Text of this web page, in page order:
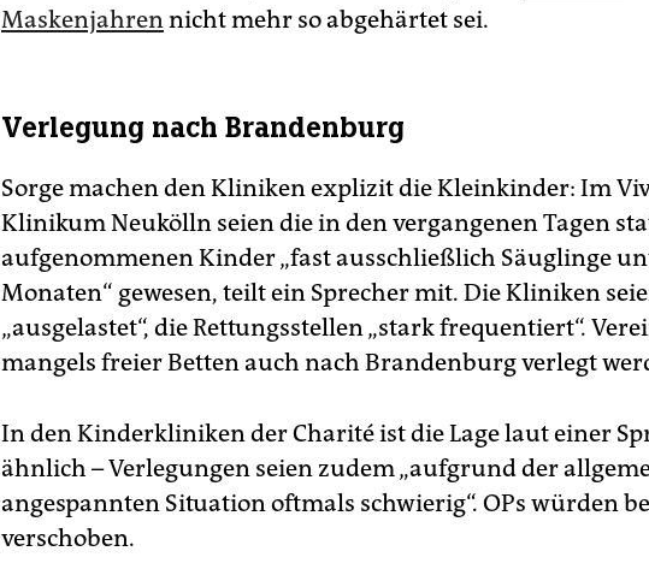
Maskenjahrennicht mehr so abgehärtet sei.
Verlegung nach Brandenburg
Sorge machen den Kliniken explizit die Kleinkinder: Im
Klinikum Neukölln seien die in den vergangenen Tagen
aufgenommenen Kinder „fast ausschließlich Säuglinge
Monaten“ gewesen, teilt ein Sprecher mit. Die Kliniken
„ausgelastet“, die Rettungsstellen „stark frequentiert“.
mangels freier Betten auch nach Brandenburg verlegt
In den Kinderkliniken der Charité ist die Lage laut einer
ähnlich – Verlegungen seien zudem „aufgrund der
angespannten Situation oftmals schwierig“. OPs würden
verschoben.